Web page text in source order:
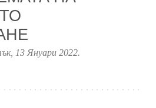
13 Януари 2022.